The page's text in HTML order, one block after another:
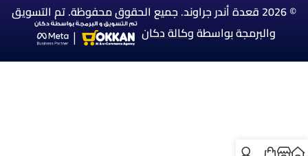
© 2026 قعدة أندر جراوند. جميع الحقوق محفوظة. تم التسويق
والبرمجة بواسطةوكالةدكان